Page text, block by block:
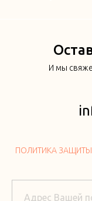
И мы
ПОЛИТИКА